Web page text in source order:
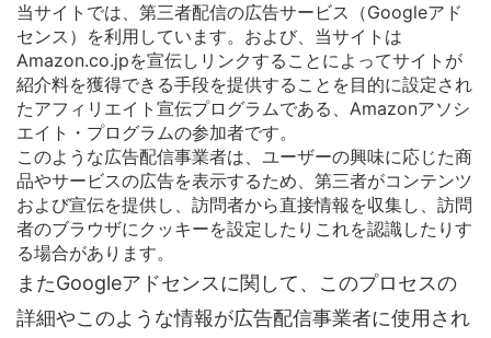
当サイトでは、第三者配信の広告サービス（Googleアド
センス）を利用しています。および、当サイトは
Amazon.co.jpを宣伝しリンクすることによってサイトが
紹介料を獲得できる手段を提供することを目的に設定され
たアフィリエイト宣伝プログラムである、Amazonアソシ
エイト・プログラムの参加者です。
このような広告配信事業者は、ユーザーの興味に応じた商
品やサービスの広告を表示するため、第三者がコンテンツ
および宣伝を提供し、訪問者から直接情報を収集し、訪問
者のブラウザにクッキーを設定したりこれを認識したりす
る場合があります。
またGoogleアドセンスに関して、このプロセスの
詳細やこのような情報が広告配信事業者に使用され